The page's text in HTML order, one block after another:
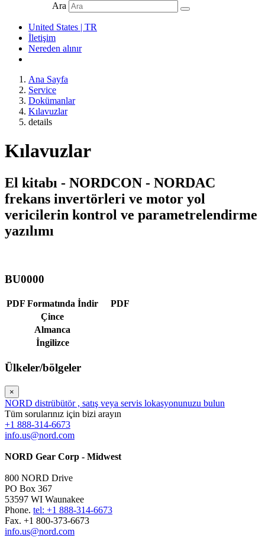
Ara
United States | TR
İletişim
Nereden alınır
Ana Sayfa
Service
Dokümanlar
Kılavuzlar
details
Kılavuzlar
El kitabı - NORDCON - NORDAC
frekans invertörleri ve motor yol
vericilerin kontrol ve parametrelendirme
yazılımı
BU0000
PDF Formatında İndir
PDF
Çince
Almanca
İngilizce
Ülkeler/bölgeler
×
NORD distrübütör , satış veya servis lokasyonunuzu bulun
Tüm sorularınız için bizi arayın
+1 888-314-6673
info.us@nord.com
NORD Gear Corp - Midwest
800 NORD Drive
PO Box 367
53597 WI Waunakee
Phone. tel: +1 888-314-6673
Fax. +1 800-373-6673
info.us@nord.com